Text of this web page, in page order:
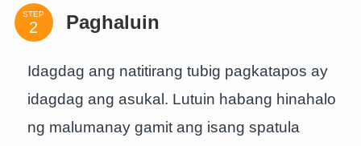
STEP Paghaluin
Idagdag ang natitirang tubig pagkatapos ay
idagdag ang asukal. Lutuin habang hinahalo
ng malumanay gamit ang isang spatula